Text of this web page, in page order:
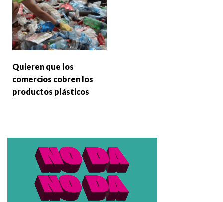
Quieren que los
comercios cobren los
productos plásticos